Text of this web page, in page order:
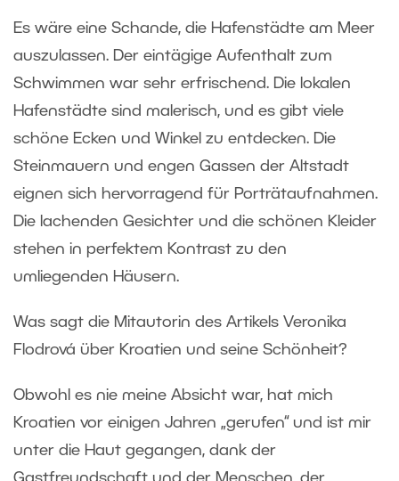
Es wäre eine Schande, die Hafenstädte am Meer
auszulassen. Der eintägige Aufenthalt zum
Schwimmen war sehr erfrischend. Die lokalen
Hafenstädte sind malerisch, und es gibt viele
schöne Ecken und Winkel zu entdecken. Die
Steinmauern und engen Gassen der Altstadt
eignen sich hervorragend für Porträtaufnahmen.
Die lachenden Gesichter und die schönen Kleider
stehen in perfektem Kontrast zu den
umliegenden Häusern.
Was sagt die Mitautorin des Artikels Veronika
Flodrová über Kroatien und seine Schönheit?
Obwohl es nie meine Absicht war, hat mich
Kroatien vor einigen Jahren „gerufen“ und ist mir
unter die Haut gegangen, dank der
Gastfreundschaft und der Menschen, der